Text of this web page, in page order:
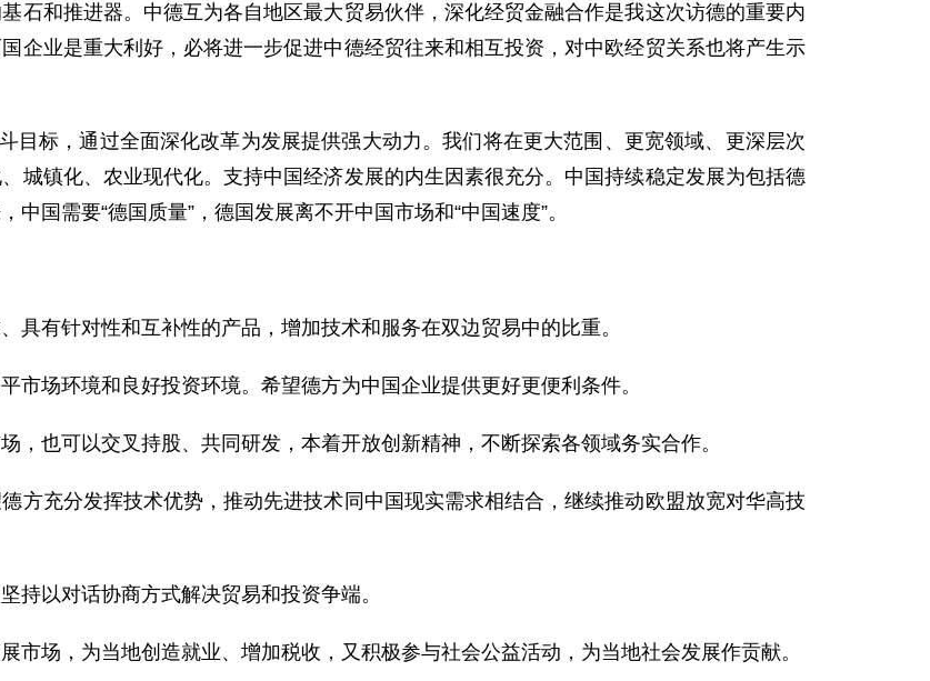
和推进器。中德互为各自地区最大贸易伙伴，深化经贸金融合作是我这次访德的重要内
企业是重大利好，必将进一步促进中德经贸往来和相互投资，对中欧经贸关系也将产生示
标，通过全面深化改革为发展提供强大动力。我们将在更大范围、更宽领域、更深层次
城镇化、农业现代化。支持中国经济发展的内生因素很充分。中国持续稳定发展为包括德
国需要“德国质量”，德国发展离不开中国市场和“中国速度”。
有针对性和互补性的产品，增加技术和服务在双边贸易中的比重。
场环境和良好投资环境。希望德方为中国企业提供更好更便利条件。
也可以交叉持股、共同研发，本着开放创新精神，不断探索各领域务实合作。
充分发挥技术优势，推动先进技术同中国现实需求相结合，继续推动欧盟放宽对华高技
以对话协商方式解决贸易和投资争端。
场，为当地创造就业、增加税收，又积极参与社会公益活动，为当地社会发展作贡献。